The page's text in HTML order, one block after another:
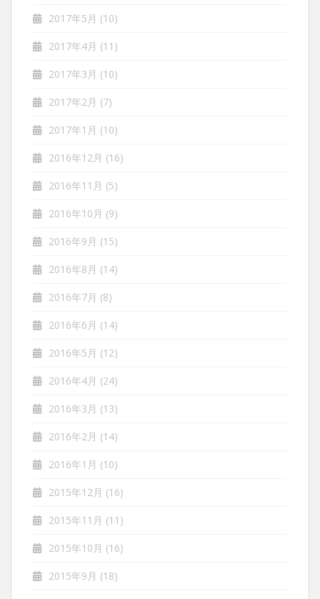
2017年5月 (10)
2017年4月 (11)
2017年3月 (10)
2017年2月 (7)
2017年1月 (10)
2016年12月 (16)
2016年11月 (5)
2016年10月 (9)
2016年9月 (15)
2016年8月 (14)
2016年7月 (8)
2016年6月 (14)
2016年5月 (12)
2016年4月 (24)
2016年3月 (13)
2016年2月 (14)
2016年1月 (10)
2015年12月 (16)
2015年11月 (11)
2015年10月 (16)
2015年9月 (18)